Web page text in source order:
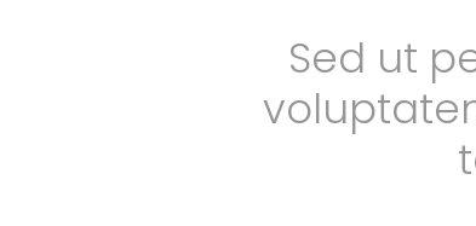
Sed ut